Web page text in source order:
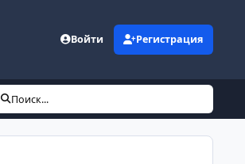
Войти Регистрация
Поиск...